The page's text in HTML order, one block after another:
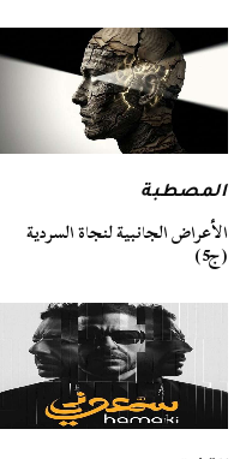
المصطبة
الأعراض الجانبية لنجاة السردية
(ج5)